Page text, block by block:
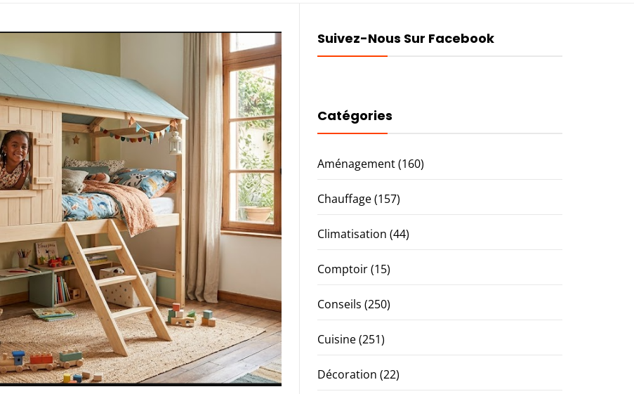
Suivez-Nous Sur Facebook
Catégories
Aménagement(160)
Chauffage(157)
Climatisation (44)
Comptoir(15)
Conseils (250)
Cuisine(251)
Décoration (22)